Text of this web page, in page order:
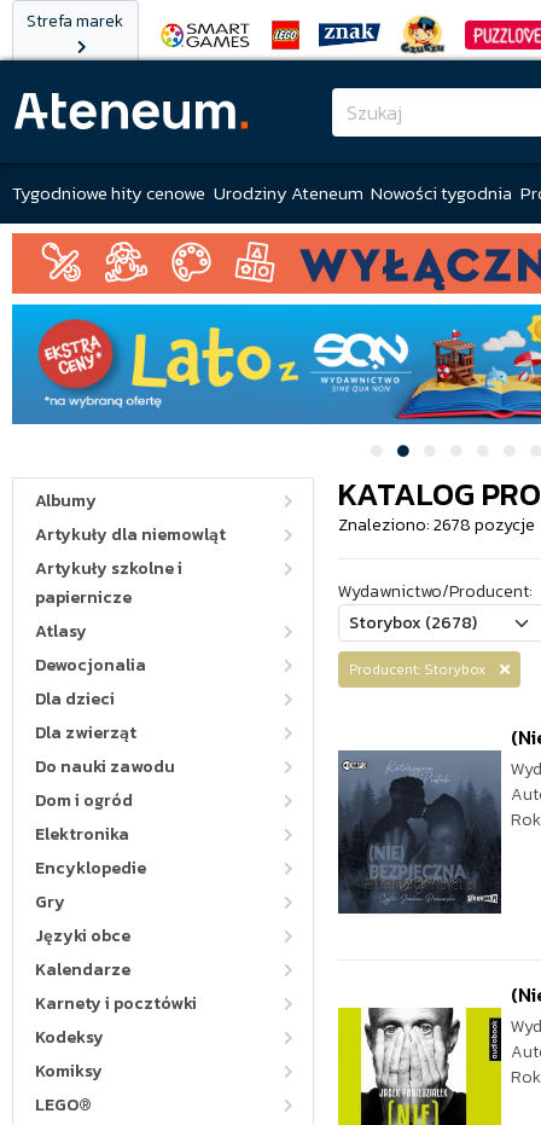
Strefa marek
Tygodniowe hity cenowe Urodziny Ateneum Nowości tygodnia
Albumy
Artykuły dla niemowląt
Artykuły szkolne i
papiernicze
Atlasy
Dewocjonalia
Dla dzieci
Dla zwierząt
Do nauki zawodu
Dom i ogród
Elektronika
Encyklopedie
Gry
Języki obce
Kalendarze
Karnety i pocztówki
Kodeksy
Komiksy
LEGO®
KATALOG
Znaleziono: 2678 pozycje
Wydawnictwo/Producent:
Producent: Storybox